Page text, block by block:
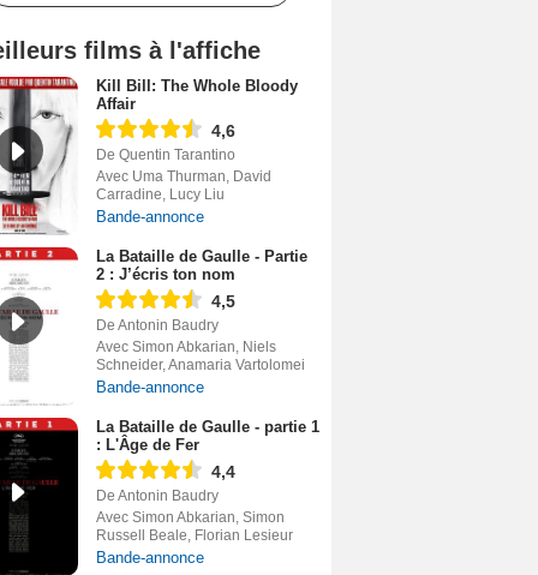
films à l'affiche
Kill Bill: The Whole Bloody
Affair
4,6
De Quentin Tarantino
Avec Uma Thurman, David
Carradine, Lucy Liu
Bande-annonce
La Bataille de Gaulle - Partie
2 : J’écris ton nom
4,5
De Antonin Baudry
Avec Simon Abkarian, Niels
Schneider, Anamaria Vartolomei
Bande-annonce
La Bataille de Gaulle - partie 1
: L'Âge de Fer
4,4
De Antonin Baudry
Avec Simon Abkarian, Simon
Russell Beale, Florian Lesieur
Bande-annonce